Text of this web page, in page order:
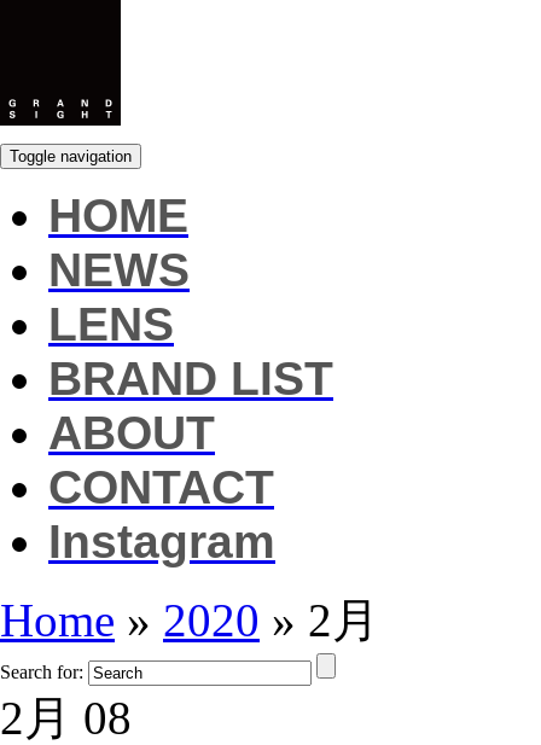
Toggle navigation
HOME
NEWS
LENS
BRAND LIST
ABOUT
CONTACT
Instagram
Home » 2020 » 2月
Search for:
2月 08